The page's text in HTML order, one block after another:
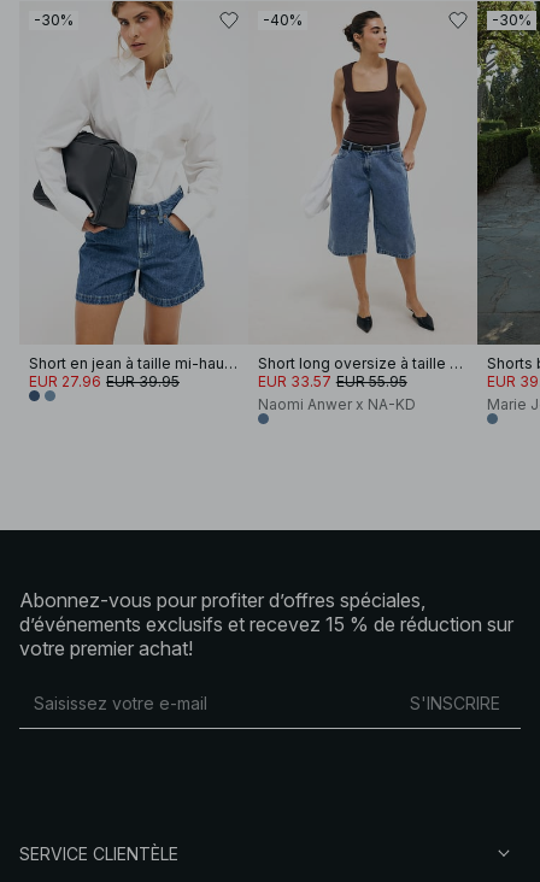
-30%
Short en jean à taille mi-haute
EUR 27.96 EUR 39.95
-40%
Short long oversize à taille mi-haute
EUR 33.57 EUR 55.95
Naomi Anwer x NA-KD
-30%
Shorts
EUR
Marie
Abonnez-vous pour profiter d’offres spéciales,
d’événements exclusifs et recevez 15 % de réduction sur
votre premier achat!
S'INSCRIRE
SERVICE CLIENTÈLE